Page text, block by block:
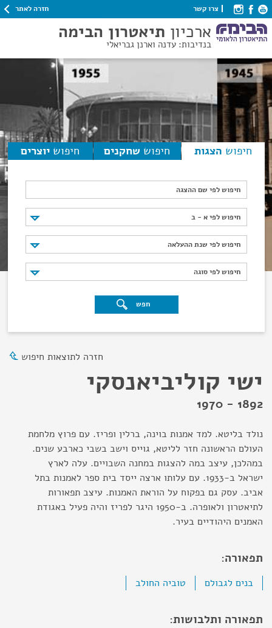
צרו קשר חזרה לאתר
ארכיון תיאטרון הבימה
בנדיבות: עדנה וארנן גבריאלי
חיפוש הצגות חיפוש שחקנים חיפוש יוצרים
חיפוש לפי שם ההצגה
חיפוש לפי א - ב
חיפוש לפי א - ב
חיפוש לפי שנת ההעלאה
חיפוש לפי שנת ההעלאה
חיפוש לפי סוגה
חיפוש לפי סוגה
חפש
חזרה לתוצאות חיפוש
ישי קוליביאנסקי
1892 - 1970
נולד בליטא. למד אמנות בוינה, ברלין ופריז. עם פרוץ מלחמת
העולם הראשונה חזר לליטא, גוייס וישב בשבי כארבע שנים.
במהלכן, עיצב במה להצגות במחנה השבויים. עלה לארץ
ישראל ב-1933. עם עלותו ארצה ייסד בית ספר לאמנות בתל
אביב. עסק גם בפקוח על הוראת האמנות. עיצב תפאורות
לתיאטרון ולאופרה. ב-1950 היגר לפריז והיה פעיל באגודת
האמנים היהודיים בעיר.
תפאורה:
בנים לגבולם טוביה החולב
תפאורה ותלבושות: